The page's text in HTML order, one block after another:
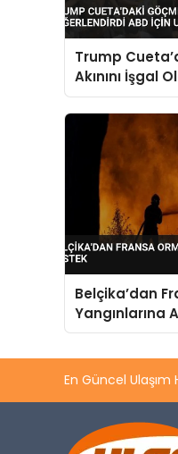
Trump
Akınını İşgal
Değerlendirdi
Belçika’dan
Yangınlarına
En Güncel